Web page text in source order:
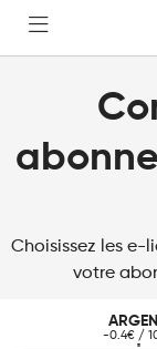
FOIRE AUX
DEVENIR
Choisissez les e-
votre
-0.4€ /